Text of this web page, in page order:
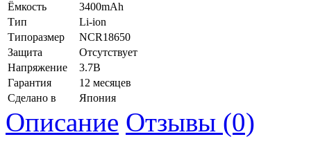
Ёмкость
3400mAh
Тип
Li-ion
Типоразмер
NCR18650
Защита
Отсутствует
Напряжение
3.7В
Гарантия
12 месяцев
Сделано в
Япония
Описание Отзывы (0)